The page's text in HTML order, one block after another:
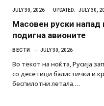
JULY 30, 2026 UPDATED: JULY 30,
Масовен руски напад
подигна авионите
ВЕСТИ JULY 30, 2026
Во текот на ноќта, Русија
со десетици балистички и
беспилотни летала.…